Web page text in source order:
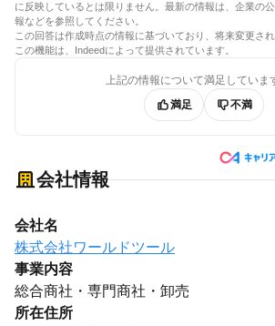
に反映しているとは限りません。最新の情報は、企業の
報などを参照してください。
この回答は作成時点の情報に基づいており、将来変更さ
この機能は、Indeedによって提供されています。
上記の情報について満足していま
満足
不満
会社情報
会社名
株式会社ワールドツール
事業内容
総合商社・専門商社・卸売
所在住所